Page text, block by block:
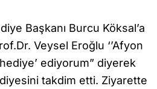
Başkanı Burcu Köksal’a
Veysel Eroğlu ‘’Afyon
ediyorum” diyerek
takdim etti. Ziyarette